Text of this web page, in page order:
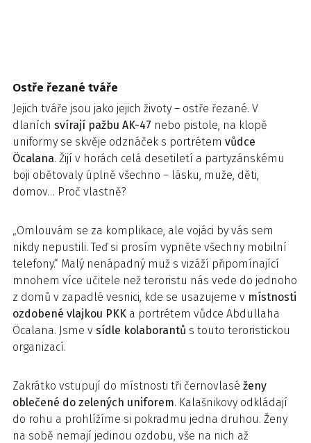
Ostře řezané tváře
Jejich tváře jsou jako jejich životy – ostře řezané. V
dlaních svírají pažbu AK-47 nebo pistole, na klopě
uniformy se skvěje odznáček s portrétem vůdce
Öcalana. Žijí v horách celá desetiletí a partyzánskému
boji obětovaly úplně všechno – lásku, muže, děti,
domov… Proč vlastně?
„Omlouvám se za komplikace, ale vojáci by vás sem
nikdy nepustili. Teď si prosím vypněte všechny mobilní
telefony.“ Malý nenápadný muž s vizáží připomínající
mnohem více učitele než teroristu nás vede do jednoho
z domů v zapadlé vesnici, kde se usazujeme v místnosti
ozdobené vlajkou PKK a portrétem vůdce Abdullaha
Öcalana. Jsme v sídle kolaborantů s touto teroristickou
organizací.
Zakrátko vstupují do místnosti tři černovlasé ženy
oblečené do zelených uniforem. Kalašnikovy odkládají
do rohu a prohlížíme si pokradmu jedna druhou. Ženy
na sobě nemají jedinou ozdobu, vše na nich až